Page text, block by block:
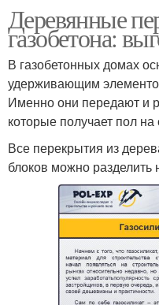
Деревянные
газобетона:
В газобетонных домах
удерживающим
Именно они передают и
которые получает пол
Все перекрытия из
блоков можно